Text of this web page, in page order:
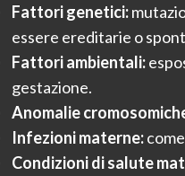
Fattori genetici:
essere ereditarie o
Fattori ambientali:
gestazione.
Anomalie
Infezioni materne:
Condizioni di salute